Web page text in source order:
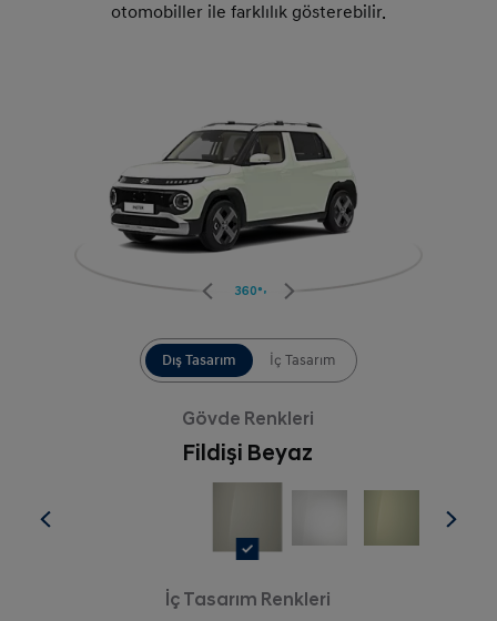
otomobiller ile farklılık gösterebilir.
360°
Dış Tasarım İç Tasarım
Gövde Renkleri
Fildişi Beyaz
İç Tasarım Renkleri